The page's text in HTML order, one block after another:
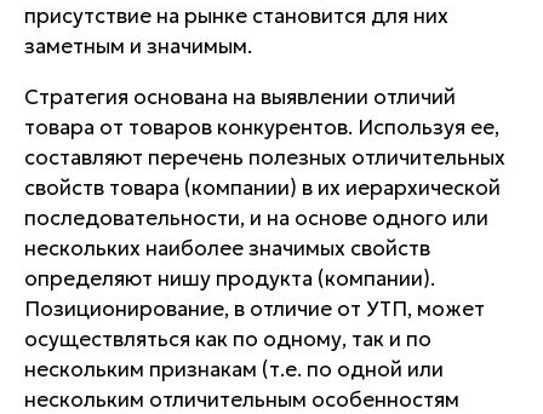
присутствие на рынке становится для них
заметным и значимым.
Стратегия основана на выявлении отличий
товара от товаров конкурентов. Используя ее,
составляют перечень полезных отличительных
свойств товара (компании) в их иерархической
последовательности, и на основе одного или
нескольких наиболее значимых свойств
определяют нишу продукта (компании).
Позиционирование, в отличие от УТП, может
осуществляться как по одному, так и по
нескольким признакам (т.е. по одной или
нескольким отличительным особенностям